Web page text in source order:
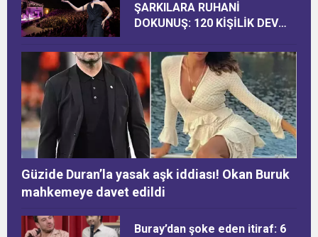
ŞARKILARA RUHANİ
DOKUNUŞ: 120 KİŞİLİK DEV
Güzide Duran’la yasak aşk iddiası! Okan Buruk
mahkemeye davet edildi
Buray’dan şoke eden itiraf: 6